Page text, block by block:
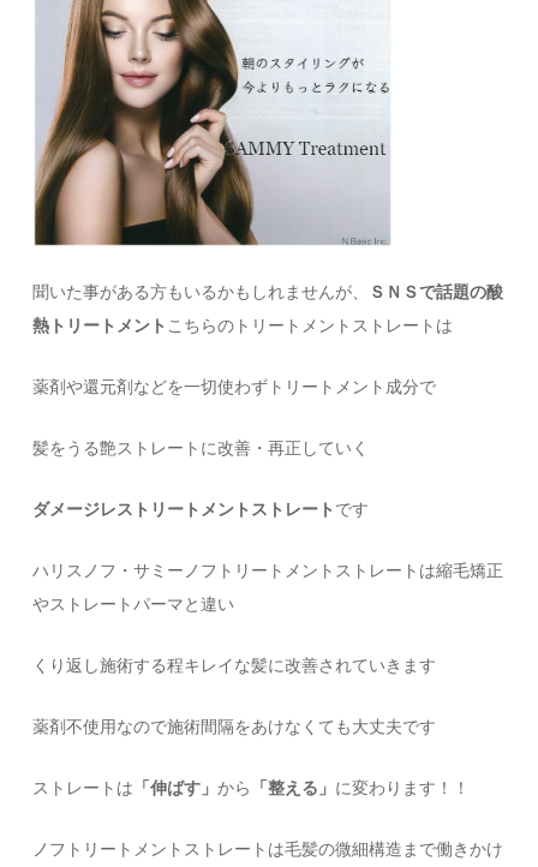
聞いた事がある方もいるかもしれませんが、
ＳＮＳで話題の酸
熱トリートメント こちらのトリートメントストレートは
薬剤や還元剤などを一切使わずトリートメント成分で
髪をうる艶ストレートに改善・再正していく
ダメージレストリートメントストレート です
ハリスノフ・サミーノフトリートメントストレートは縮毛矯正
やストレートパーマと違い
くり返し施術する程キレイな髪に改善されていきます
薬剤不使用なので施術間隔をあけなくても大丈夫です
ストレートは 「伸ばす」から 「整える」 に変わります！！
ノフトリートメントストレートは毛髪の微細構造まで働きかけ